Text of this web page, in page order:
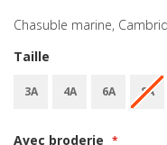
gallery
Chasuble marine,
Taille
3A 4A 6A 8A
Avec broderie